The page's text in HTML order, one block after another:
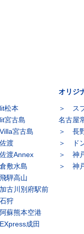
松本
宮古島
宮古島
渡
渡Annex
敷水島
騨高山
古川別府駅前
狩
蘇熊本空港
成田
オリジ
ス
名古屋
長
ド
神
神